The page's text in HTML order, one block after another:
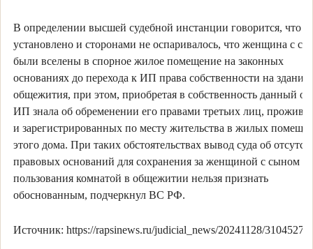
В определении высшей судебной инстанции говорится, что
установлено и сторонами не оспаривалось, что женщина с
были вселены в спорное жилое помещение на законных
основаниях до перехода к ИП права собственности на здание
общежития, при этом, приобретая в собственность данный
ИП знала об обременении его правами третьих лиц,
и зарегистрированных по месту жительства в жилых
этого дома. При таких обстоятельствах вывод суда об
правовых оснований для сохранения за женщиной с сыном
пользования комнатой в общежитии нельзя признать
обоснованным, подчеркнул ВС РФ.
Источник: https://rapsinews.ru/judicial_news/20241128/